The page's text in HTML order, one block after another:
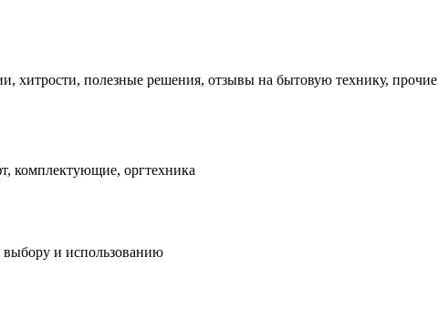
хитрости, полезные решения, отзывы на бытовую технику, прочие
комплектующие, оргтехника
и использованию